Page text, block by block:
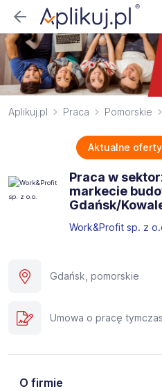
Aplikuj.pl Praca Pomorskie
Aktualne
Praca w
markecie
Gdańsk/
Work&Profit sp. z
Gdańsk, pomorskie
Umowa o pracę
O firmie